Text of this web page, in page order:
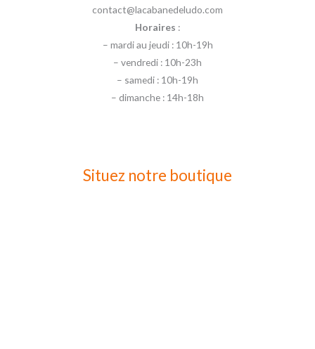
contact@lacabanedeludo.com
Horaires :
– mardi au jeudi : 10h-19h
– vendredi : 10h-23h
– samedi : 10h-19h
– dimanche : 14h-18h
Situez notre boutique